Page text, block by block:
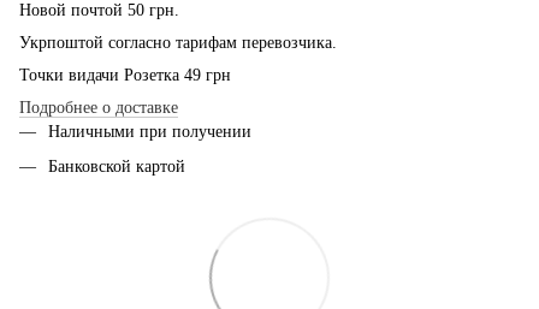
Новой почтой 50 грн.
Укрпоштой согласно тарифам перевозчика.
Точки видачи Розетка 49 грн
Подробнее о доставке
Наличными при получении
Банковской картой